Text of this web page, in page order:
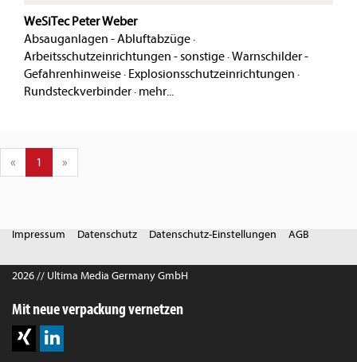
WeSiTec Peter Weber
Absauganlagen - Abluftabzüge·
Arbeitsschutzeinrichtungen - sonstige·Warnschilder -
Gefahrenhinweise· Explosionsschutzeinrichtungen ·
Rundsteckverbinder· mehr...
« 1 »
Impressum Datenschutz Datenschutz-Einstellungen AGB
2026 // Ultima Media Germany GmbH
Mit neue verpackung vernetzen